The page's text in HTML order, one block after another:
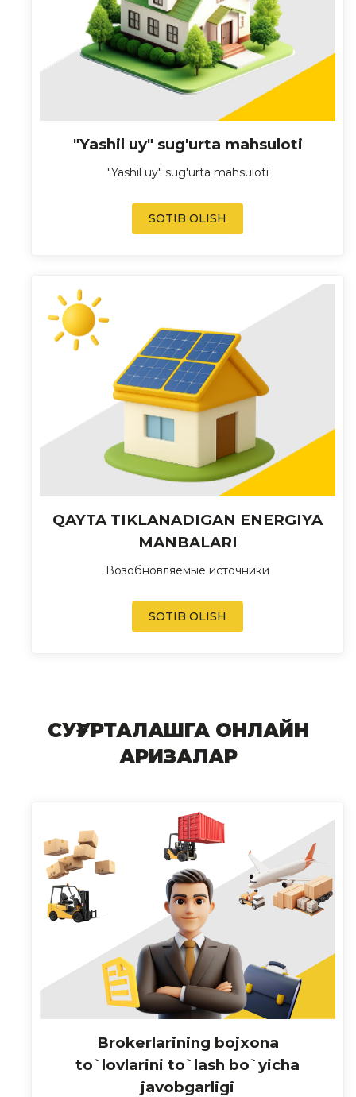
"Yashil uy" sug'urta mahsuloti
"Yashil uy" sug'urta mahsuloti
SOTIB OLISH
QAYTA TIKLANADIGAN ENERGIYA
MANBALARI
Возобновляемые источники
SOTIB OLISH
СУҒУРТАЛАШГА ОНЛАЙН
АРИЗАЛАР
Brokerlarining bojxona
to`lovlarini to`lash bo`yicha
javobgarligi